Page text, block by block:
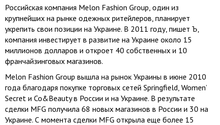
Российская компания Melon Fashion Group, один из
крупнейших на рынке одежных ритейлеров, планирует
укрепить свои позиции на Украине. В 2011 году, пишет Ъ,
компания инвестирует в развитие на Украине около 15
миллионов долларов и откроет 40 собственных и 10
франчайзинговых магазинов.
Melon Fashion Group вышла на рынок Украины в июне 2010
года благодаря покупке торговых сетей Springfield, Women’
Secret и Co&Beauty в России и на Украине. В результате
сделки MFG получила 68 новых магазинов в России и 30 на
Украине. С момента сделки MFG открыла еще более 15